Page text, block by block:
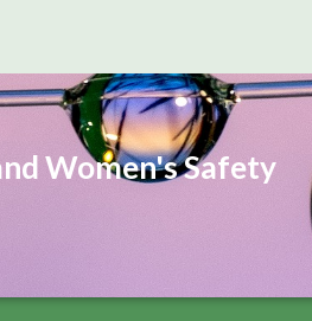
Women's Safety